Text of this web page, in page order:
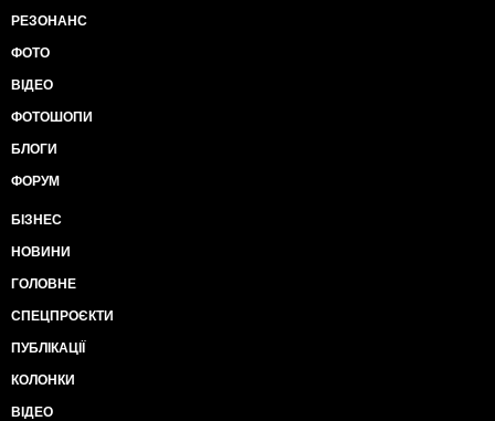
РЕЗОНАНС
ФОТО
ВІДЕО
ФОТОШОПИ
БЛОГИ
ФОРУМ
БІЗНЕС
НОВИНИ
ГОЛОВНЕ
СПЕЦПРОЄКТИ
ПУБЛІКАЦІЇ
КОЛОНКИ
ВІДЕО